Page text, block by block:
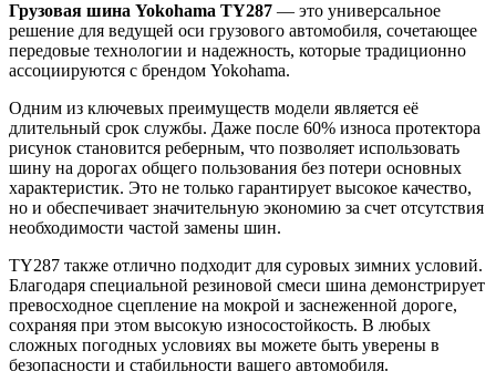
Грузовая шина Yokohama TY287 — это универсальное
решение для ведущей оси грузового автомобиля, сочетающее
передовые технологии и надежность, которые традиционно
ассоциируются с брендом Yokohama.
Одним из ключевых преимуществ модели является её
длительный срок службы. Даже после 60% износа протектора
рисунок становится реберным, что позволяет использовать
шину на дорогах общего пользования без потери основных
характеристик. Это не только гарантирует высокое качество,
но и обеспечивает значительную экономию за счет отсутствия
необходимости частой замены шин.
TY287 также отлично подходит для суровых зимних условий.
Благодаря специальной резиновой смеси шина демонстрирует
превосходное сцепление на мокрой и заснеженной дороге,
сохраняя при этом высокую износостойкость. В любых
сложных погодных условиях вы можете быть уверены в
безопасности и стабильности вашего автомобиля.